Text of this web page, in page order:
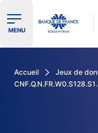
Ouvrir le menu
MENU
Accueil Jeux de